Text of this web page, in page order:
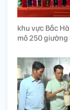
khu vực Bắc
mô 250